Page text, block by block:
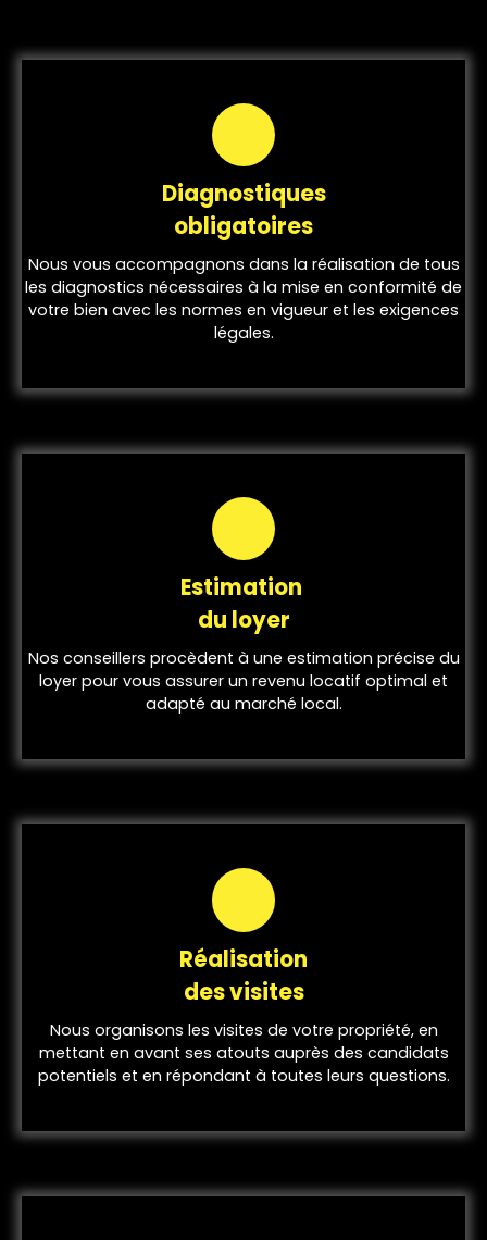
Diagnostiques
obligatoires
Nous vous accompagnons dans la réalisation de tous
les diagnostics nécessaires à la mise en conformité de
votre bien avec les normes en vigueur et les exigences
légales.
Estimation
du loyer
Nos conseillers procèdent à une estimation précise du
loyer pour vous assurer un revenu locatif optimal et
adapté au marché local.
Réalisation
des visites
Nous organisons les visites de votre propriété, en
mettant en avant ses atouts auprès des candidats
potentiels et en répondant à toutes leurs questions.